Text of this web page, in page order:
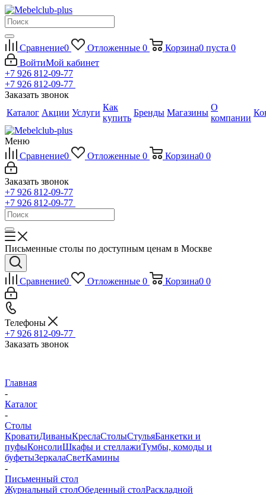
Сравнение0 Отложенные 0 Корзина0 пуста 0
ВойтиМой кабинет
+7 926 812-09-77
+7 926 812-09-77
Заказать звонок
Каталог Акции Услуги
Как
купить
Бренды Магазины
О
компании
Меню
Сравнение0 Отложенные 0 Корзина0 0
Заказать звонок
+7 926 812-09-77
+7 926 812-09-77
Письменные столы по доступным ценам в Москве
Сравнение0 Отложенные 0 Корзина0 0
Телефоны
+7 926 812-09-77
Заказать звонок
Главная
-
Каталог
-
Столы
КроватиДиваныКреслаСтолыСтульяБанкетки и
пуфыКонсолиШкафы и стеллажиТумбы, комоды и
буфетыЗеркалаСветКамины
-
Письменный стол
Журнальный столОбеденный столРаскладной